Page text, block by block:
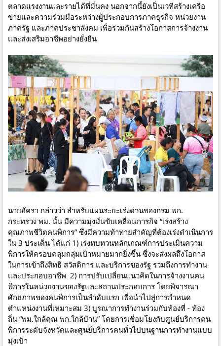
ตลาดแรงงานและรายได้ที่มั่นคง นอกจากนี้ยังเป็นเวทีสร้างเครือ
ข่ายและความร่วมมือระหว่างผู้ประกอบการภาคธุรกิจ หน่วยงาน
ภาครัฐ และภาคประชาสังคม เพื่อร่วมกันสร้างโอกาสการจ้างงาน
และส่งเสริมอาชีพอย่างยั่งยืน
นายอัครา กล่าวว่า สำหรับแผนระยะเร่งด่วนของกรม พก.
กระทรวง พม. นั้น มีความมุ่งมั่นขับเคลื่อนภารกิจ “เร่งสร้าง
คุณภาพชีวิตคนพิการ” ซึ่งมีความท้าทายสำคัญที่ต้องเร่งดำเนินการ
ใน 3 ประเด็น ได้แก่ 1) เร่งทบทวนหลักเกณฑ์การประเมินความ
พิการให้ครอบคลุมกลุ่มเป้าหมายมากยิ่งขึ้น ซึ่งจะส่งผลถึงโอกาส
ในการเข้าถึงสิทธิ สวัสดิการ และบริการของรัฐ รวมถึงการทำงาน
และประกอบอาชีพ 2) การปรับเปลี่ยนแนวคิดในการจ้างงานคน
พิการในหน่วยงานของรัฐและสถานประกอบการ โดยพิจารณา
ศักยภาพของคนพิการเป็นลำดับแรก เพื่อนำไปสู่การกำหนด
ตำแหน่งงานที่เหมาะสม 3) บูรณาการทำงานร่วมกับท้องที่ - ท้อง
ถิ่น “พม.ใกล้คุณ พก.ใกล้บ้าน” โดยการเชื่อมโยงกับศูนย์บริการคน
พิการระดับจังหวัดและศูนย์บริการคนทั่วไปบนฐานการทำงานแบบ
มุ่งเป้า